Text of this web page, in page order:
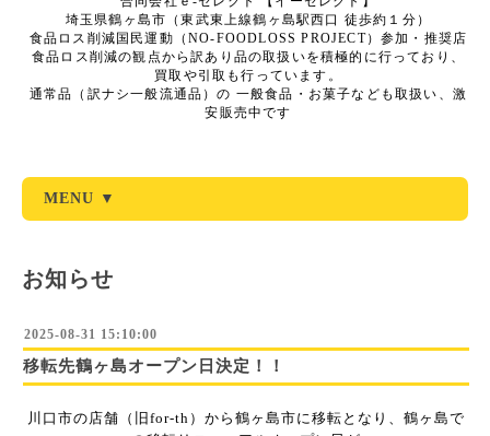
埼玉県鶴ヶ島市（東武東上線鶴ヶ島駅西口 徒歩約１分）
食品ロス削減国民運動（NO-FOODLOSS PROJECT）参加・推奨店
食品ロス削減の観点から訳あり品の取扱いを積極的に行っており、
買取や引取も行っています。
通常品（訳ナシ一般流通品）の 一般食品・お菓子なども取扱い、激
安販売中です
MENU ▼
お知らせ
2025-08-31 15:10:00
移転先鶴ヶ島オープン日決定！！
川口市の店舗（旧for-th）から鶴ヶ島市に移転となり、鶴ヶ島で